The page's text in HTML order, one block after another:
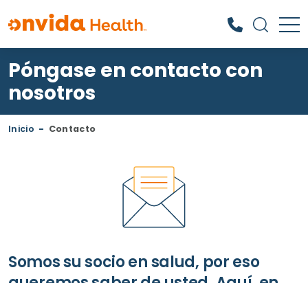
¿Qué podemos ayudarle a
encontrar?
Póngase en contacto con
nosotros
Inicio - Contacto
Somos su socio en salud, por eso